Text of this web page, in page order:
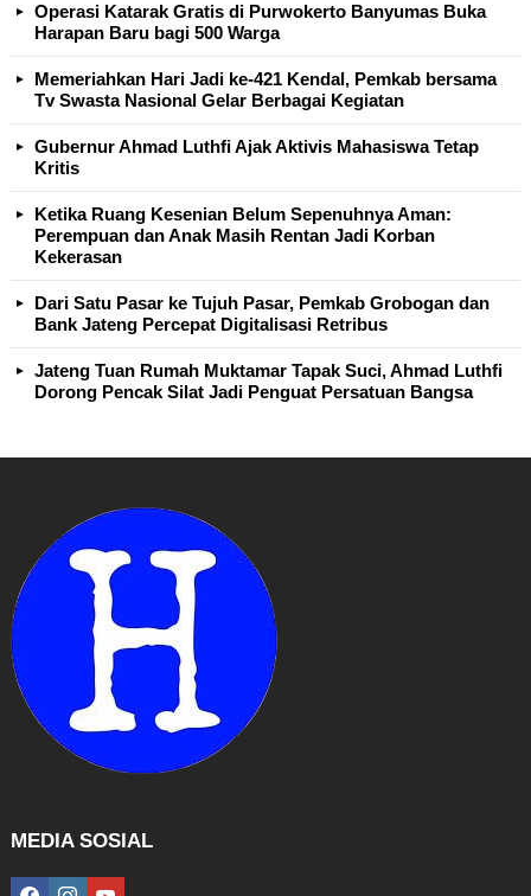
Operasi Katarak Gratis di Purwokerto Banyumas Buka
Harapan Baru bagi 500 Warga
Memeriahkan Hari Jadi ke-421 Kendal, Pemkab bersama
Tv Swasta Nasional Gelar Berbagai Kegiatan
Gubernur Ahmad Luthfi Ajak Aktivis Mahasiswa Tetap
Kritis
Ketika Ruang Kesenian Belum Sepenuhnya Aman:
Perempuan dan Anak Masih Rentan Jadi Korban
Kekerasan
Dari Satu Pasar ke Tujuh Pasar, Pemkab Grobogan dan
Bank Jateng Percepat Digitalisasi Retribus
Jateng Tuan Rumah Muktamar Tapak Suci, Ahmad Luthfi
Dorong Pencak Silat Jadi Penguat Persatuan Bangsa
MEDIA SOSIAL
facebookinstagramyoutube